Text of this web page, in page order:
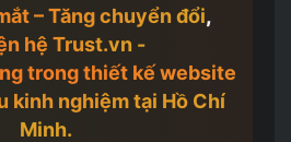
– Tăng chuyển đổi,
hệ Trust.vn -
trong thiết kế website
kinh nghiệm tại Hồ Chí
Minh.